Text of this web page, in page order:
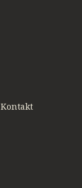
Kontakt